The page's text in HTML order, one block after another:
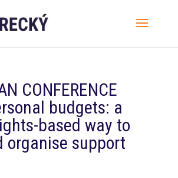
CONFERENCE
budgets: a
based way to
organise support